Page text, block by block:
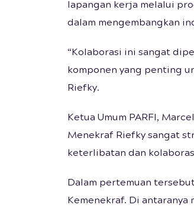
lapangan kerja melalui
dalam mengembangkan
“Kolaborasi ini sangat
komponen yang penting
Riefky.
Ketua Umum PARFI,
Menekraf Riefky sangat
keterlibatan dan
Dalam pertemuan
Kemenekraf. Di